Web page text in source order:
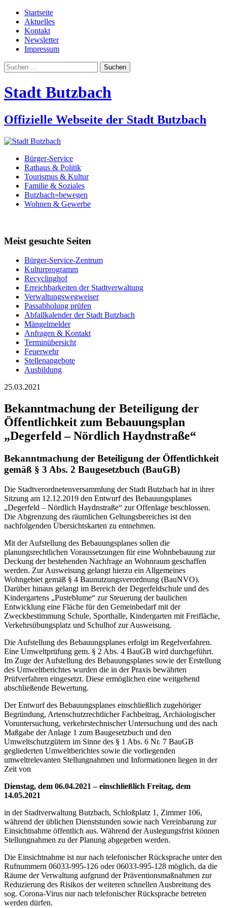
Startseite
Aktuelles
Kontakt
Newsletter
Impressum
Suchen
nach:
Stadt Butzbach
Offizielle Webseite der Stadt Butzbach
Bürger-Service
Rathaus & Politik
Tourismus & Kultur
Familie & Soziales
Butzbach»bewegen
Wohnen & Gewerbe
Meist gesuchte Seiten
Bürger-Service-Zentrum
Kulturprogramm
Recyclinghof
Erreichbarkeiten der Stadtverwaltung
Verwaltungswegweiser
Passabholung prüfen
Abfallkalender der Stadt Butzbach
Mängelmelder
Anfragen & Kontakt
Terminübersicht
Feuerwehr
Stellenangebote
Ausbildung
25.03.2021
Bekanntmachung der Beteiligung der
Öffentlichkeit zum Bebauungsplan
„Degerfeld – Nördlich Haydnstraße“
Bekanntmachung der Beteiligung der Öffentlichkeit
gemäß § 3 Abs. 2 Baugesetzbuch (BauGB)
Die Stadtverordnetenversammlung der Stadt Butzbach hat in ihrer
Sitzung am 12.12.2019 den Entwurf des Bebauungsplanes
„Degerfeld – Nördlich Haydnstraße“ zur Offenlage beschlossen.
Die Abgrenzung des räumlichen Geltungsbereiches ist den
nachfolgenden Übersichtskarten zu entnehmen.
Mit der Aufstellung des Bebauungsplanes sollen die
planungsrechtlichen Voraussetzungen für eine Wohnbebauung zur
Deckung der bestehenden Nachfrage an Wohnraum geschaffen
werden. Zur Ausweisung gelangt hierzu ein Allgemeines
Wohngebiet gemäß § 4 Baunutzungsverordnung (BauNVO).
Darüber hinaus gelangt im Bereich der Degerfeldschule und des
Kindergartens „Pusteblume“ zur Steuerung der baulichen
Entwicklung eine Fläche für den Gemeinbedarf mit der
Zweckbestimmung Schule, Sporthalle, Kindergarten mit Freifläche,
Verkehrsübungsplatz und Schulhof zur Ausweisung.
Die Aufstellung des Bebauungsplanes erfolgt im Regelverfahren.
Eine Umweltprüfung gem. § 2 Abs. 4 BauGB wird durchgeführt.
Im Zuge der Aufstellung des Bebauungsplanes sowie der Erstellung
des Umweltberichtes wurden die in der Praxis bewährten
Prüfverfahren eingesetzt. Diese ermöglichen eine weitgehend
abschließende Bewertung.
Der Entwurf des Bebauungsplanes einschließlich zugehöriger
Begründung, Artenschutzrechtlicher Fachbeitrag, Archäologischer
Voruntersuchung, verkehrstechnischer Untersuchung und des nach
Maßgabe der Anlage 1 zum Baugesetzbuch und den
Umweltschutzgütern im Sinne des § 1 Abs. 6 Nr. 7 BauGB
gegliederten Umweltberichtes sowie die vorliegenden
umweltrelevanten Stellungnahmen und Informationen liegen in der
Zeit von
Dienstag, dem 06.04.2021 – einschließlich Freitag, dem
14.05.2021
in der Stadtverwaltung Butzbach, Schloßplatz 1, Zimmer 106,
während der üblichen Dienststunden sowie nach Vereinbarung zur
Einsichtnahme öffentlich aus. Während der Auslegungsfrist können
Stellungnahmen zu der Planung abgegeben werden.
Die Einsichtnahme ist nur nach telefonischer Rücksprache unter den
Rufnummern 06033-995-126 oder 06033-995-128 möglich, da die
Räume der Verwaltung aufgrund der Präventionsmaßnahmen zur
Reduzierung des Risikos der weiteren schnellen Ausbreitung des
sog. Corona-Virus nur nach telefonischer Rücksprache betreten
werden dürfen.